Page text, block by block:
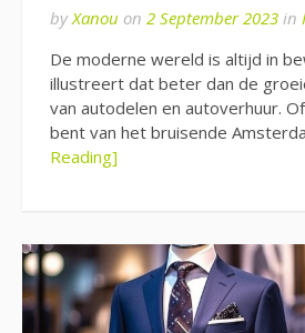
byXanou on 2 September 2023 in
De moderne wereld is altijd in
illustreert dat beter dan de
van autodelen en autoverhuur.
bent van het bruisende
Reading]